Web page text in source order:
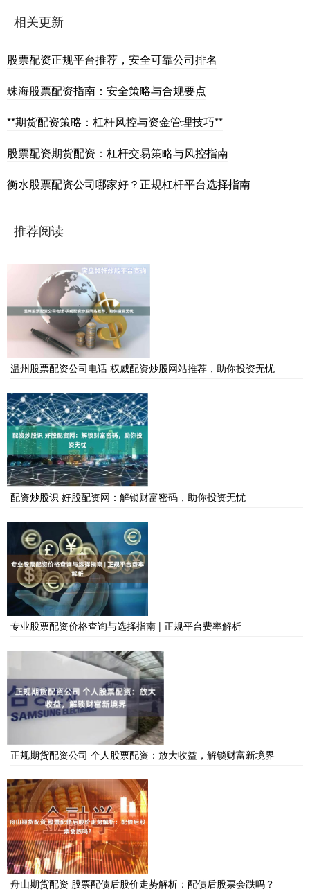
相关更新
股票配资正规平台推荐，安全可靠公司排名
珠海股票配资指南：安全策略与合规要点
**期货配资策略：杠杆风控与资金管理技巧**
股票配资期货配资：杠杆交易策略与风控指南
衡水股票配资公司哪家好？正规杠杆平台选择指南
推荐阅读
温州股票配资公司电话 权威配资炒股网站推荐，助你投资无忧
配资炒股识 好股配资网：解锁财富密码，助你投资无忧
专业股票配资价格查询与选择指南 | 正规平台费率解析
正规期货配资公司 个人股票配资：放大收益，解锁财富新境界
舟山期货配资 股票配债后股价走势解析：配债后股票会跌吗？